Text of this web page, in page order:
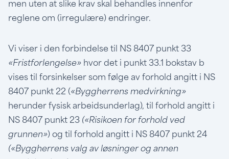
men uten at slike krav skal behandles innenfor
reglene om (irregulære) endringer.
Vi viser i den forbindelse til NS 8407 punkt 33
«Fristforlengelse» hvor det i punkt 33.1 bokstav b
vises til forsinkelser som følge av forhold angitt i NS
8407 punkt 22 («Byggherrens medvirkning»
herunder fysisk arbeidsunderlag), til forhold angitt i
NS 8407 punkt 23 («Risikoen for forhold ved
grunnen») og til forhold angitt i NS 8407 punkt 24
(«Byggherrens valg av løsninger og annen